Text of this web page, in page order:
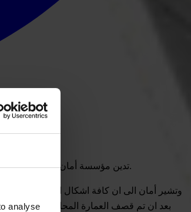
analyse
تدين مؤسسة أمان الفرع الوطني لمنظمة الشفافية الدولية العدوان الإسرائيلي على شعبنا في قطاع غزة وتطالب كافة المؤسسات الدولية بالتدخل الفوري لوقف هذا العدوان على الشعب الأعزل.
وتشير أمان الى ان كافة اشكال الحياة والاعمال
بعد ان تم قصف العمارة المحاذية